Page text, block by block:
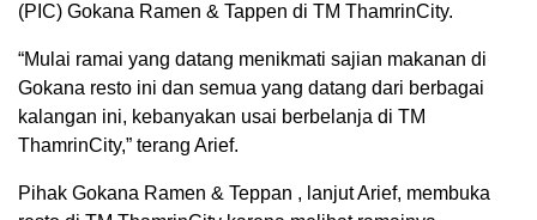
(PIC) Gokana Ramen & Tappen di TM ThamrinCity.
“Mulai ramai yang datang menikmati sajian makanan di
Gokana resto ini dan semua yang datang dari berbagai
kalangan ini, kebanyakan usai berbelanja di TM
ThamrinCity,” terang Arief.
Pihak Gokana Ramen & Teppan , lanjut Arief, membuka